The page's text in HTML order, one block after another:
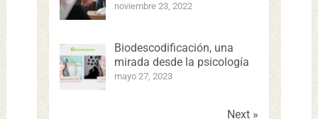
noviembre 23, 2022
Biodescodificación, una
mirada desde la psicología
mayo 27, 2023
Next »